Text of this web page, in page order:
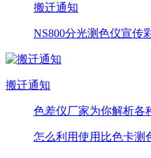
搬迁通知
NS800分光测色仪宣传
搬迁通知
色差仪厂家为你解析各
怎么利用使用比色卡测